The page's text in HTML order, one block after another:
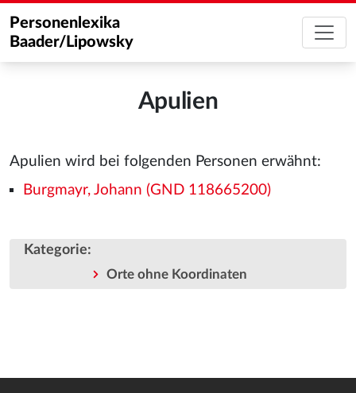
Personenlexika
Baader/Lipowsky
Apulien
Apulien wird bei folgenden Personen erwähnt:
Burgmayr, Johann (GND 118665200)
Kategorie:
Orte ohne Koordinaten